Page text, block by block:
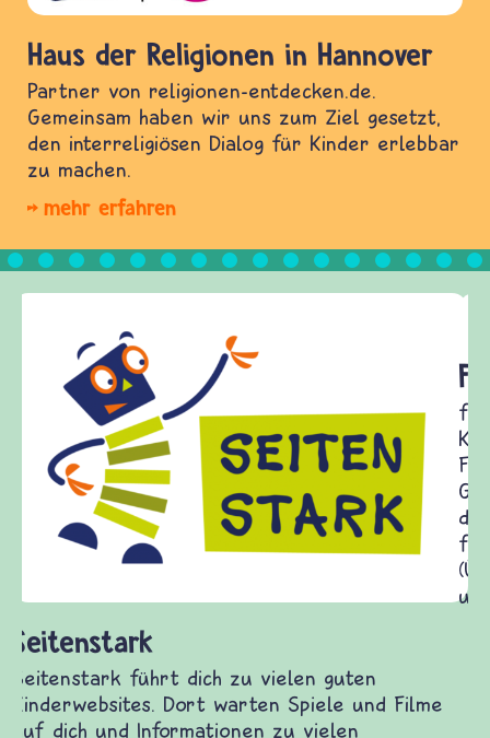
Haus der Religionen in Hannover
Partner von religionen-entdecken.de.
Gemeinsam haben wir uns zum Ziel gesetzt,
den interreligiösen Dialog für Kinder erlebbar
zu machen.
mehr erfahren
Frieden Fragen
frieden-fragen.de ist ein Internet-Angebot für
Kinder, Eltern und ErzieherInnen das zu
Fragen von Krieg und Frieden, Streit und
Gewalt informiert und einen Austausch zu
diesem Themenbereich ermöglicht. frieden-
fragen.de bietet Antworten auf wichtige
(Über-)Lebensfragen aus den Bereichen Krieg